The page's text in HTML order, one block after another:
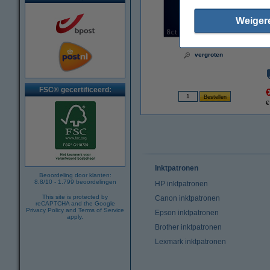
FSC® gecertificeerd:
Beoordeling door klanten:
8.8/10 - 1.799 beoordelingen
This site is protected by
reCAPTCHA and the Google
Privacy Policy and Terms of Service
apply.
vergroten
Inktpatronen
HP inktpatronen
Canon inktpatronen
Epson inktpatronen
Brother inktpatronen
Lexmark inktpatronen